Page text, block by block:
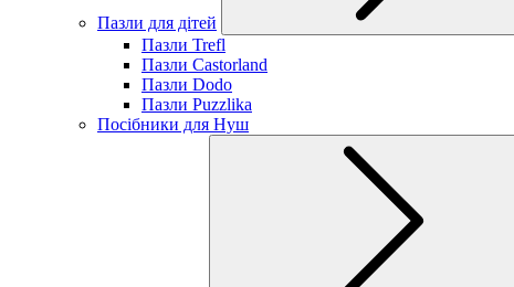
Пазли для дітей
Пазли Trefl
Пазли Castorland
Пазли Dodo
Пазли Puzzlika
Посібники для Нуш